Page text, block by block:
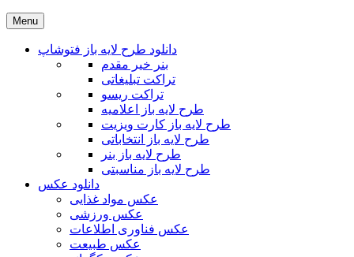
Menu
دانلود طرح لایه باز فتوشاپ
بنر خیر مقدم
تراکت تبلیغاتی
تراکت ریسو
طرح لایه باز اعلامیه
طرح لایه باز کارت ویزیت
طرح لایه باز انتخاباتی
طرح لایه باز بنر
طرح لایه باز مناسبتی
دانلود عکس
عکس مواد غذایی
عکس ورزشی
عکس فناوری اطلاعات
عکس طبیعت